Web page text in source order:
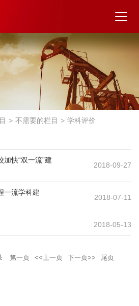
不需要的栏目 学科评价
快“双一流”建
2018-09-27
一流学科建
2018-07-11
2018-05-13
第一页 <<上一页 下一页>>
尾页